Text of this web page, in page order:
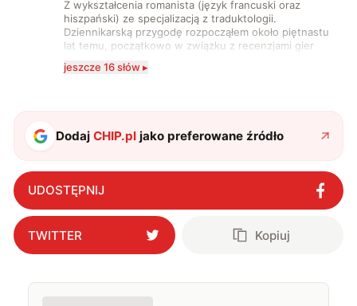
Z wykształcenia romanista (język francuski oraz
hiszpański) ze specjalizacją z traduktologii.
Dziennikarską przygodę rozpocząłem około piętnastu
lat temu, początkowo w związku z recenzjami gier
zdecydowanie częściej na tematy związane z nauką
także uprawiać oraz oglądać sport.
jeszcze 16 słów ▸
DodajCHIP.pl jako preferowane źródło
UDOSTĘPNIJ
TWITTER Kopiuj